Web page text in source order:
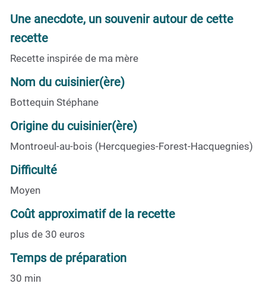
Une anecdote, un souvenir autour de cette
recette
Recette inspirée de ma mère
Nom du cuisinier(ère)
Bottequin Stéphane
Origine du cuisinier(ère)
Montroeul-au-bois (Hercquegies-Forest-Hacquegnies)
Difficulté
Moyen
Coût approximatif de la recette
plus de 30 euros
Temps de préparation
30 min